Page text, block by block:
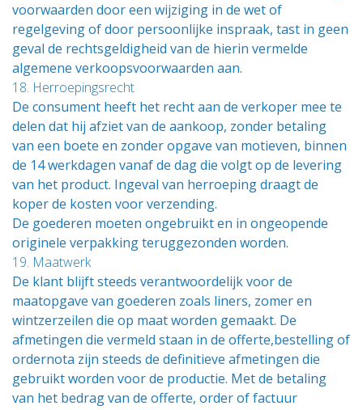
voorwaarden door een wijziging in de wet of
regelgeving of door persoonlijke inspraak, tast in geen
geval de rechtsgeldigheid van de hierin vermelde
algemene verkoopsvoorwaarden aan.
18. Herroepingsrecht
De consument heeft het recht aan de verkoper mee te
delen dat hij afziet van de aankoop, zonder betaling
van een boete en zonder opgave van motieven, binnen
de 14 werkdagen vanaf de dag die volgt op de levering
van het product. Ingeval van herroeping draagt de
koper de kosten voor verzending.
De goederen moeten ongebruikt en in ongeopende
originele verpakking teruggezonden worden.
19. Maatwerk
De klant blijft steeds verantwoordelijk voor de
maatopgave van goederen zoals liners, zomer en
wintzerzeilen die op maat worden gemaakt. De
afmetingen die vermeld staan in de offerte,bestelling of
ordernota zijn steeds de definitieve afmetingen die
gebruikt worden voor de productie. Met de betaling
van het bedrag van de offerte, order of factuur